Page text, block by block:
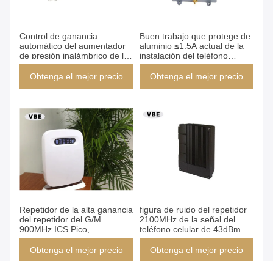
Control de ganancia
automático del aumentador
de presión inalámbrico de la
señal 4G con la indicación de
potencia de salida
Obtenga el mejor precio
Buen trabajo que protege de
aluminio ≤1.5A actual de la
instalación del teléfono
celular del repetidor fácil de
la señal
Obtenga el mejor precio
Repetidor de la alta ganancia
del repetidor del G/M
900MHz ICS Pico,
aumentador de presión de la
señal numérica, repetidor
Obtenga el mejor precio
figura de ruido del repetidor
2100MHz de la señal del
teléfono celular de 43dBm
WCDMA debajo de 5dB
Obtenga el mejor precio